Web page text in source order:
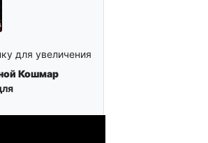
для увеличения
Кошмар